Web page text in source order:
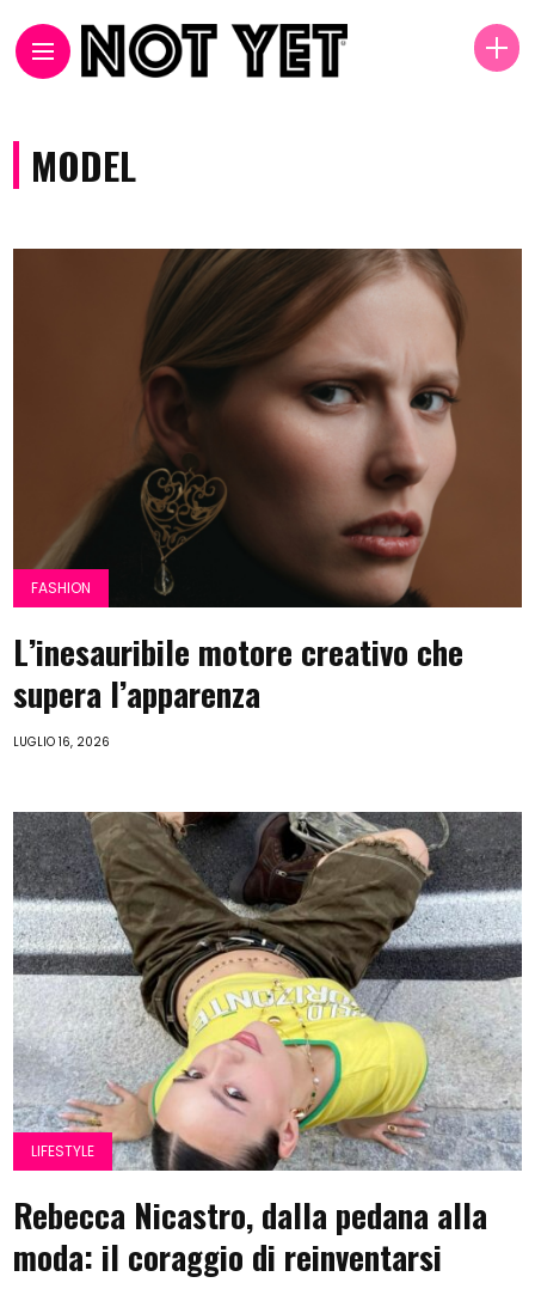
MODEL
FASHION
L’inesauribile motore creativo che
supera l’apparenza
LUGLIO 16, 2026
LIFESTYLE
Rebecca Nicastro, dalla pedana alla
moda: il coraggio di reinventarsi